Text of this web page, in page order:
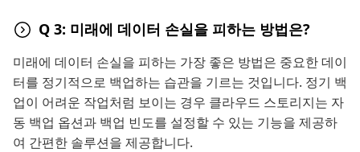
Q 3: 미래에 데이터 손실을 피하는 방법은?
미래에 데이터 손실을 피하는 가장 좋은 방법은 중요한 데이
터를 정기적으로 백업하는 습관을 기르는 것입니다. 정기 백
업이 어려운 작업처럼 보이는 경우 클라우드 스토리지는 자
동 백업 옵션과 백업 빈도를 설정할 수 있는 기능을 제공하
여 간편한 솔루션을 제공합니다.